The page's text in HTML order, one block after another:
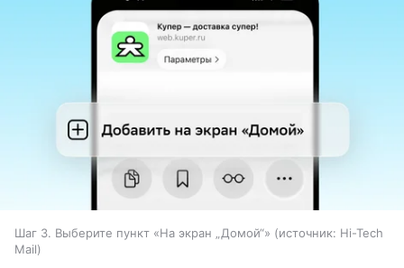
Шаг 3. Выберите пункт «На экран „Домой“» источник: Hi-Tech
Mail